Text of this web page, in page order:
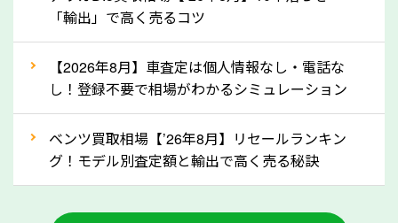
還付金は早めに売却するほど多く還付されます。不要
な車は早めに廃車手続きをしたほうが良いでしょう。
③自動車税の還付金の扱いについて確認し
ましょう！
車を廃車にすると、自動車税の還付金を受け取ること
ができる場合があります。廃車買取業者の中には、還
付金をお客様に返還しない業者もあります。廃車査定
「輸出」で高く売るコツ
【2026年8月】車査定は個人情報なし・電話な
し！登録不要で相場がわかるシミュレーション
ベンツ買取相場【’26年8月】リセールランキン
グ！モデル別査定額と輸出で高く売る秘訣